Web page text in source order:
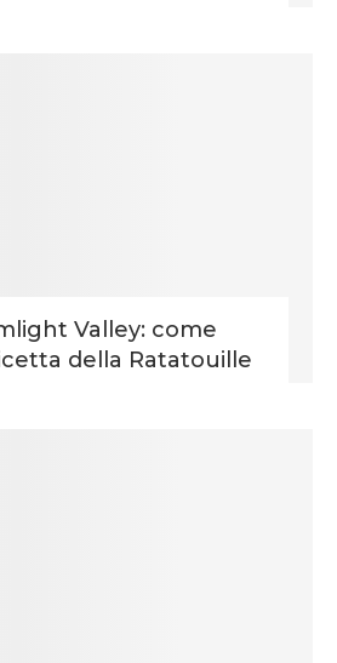
Valley: come
della Ratatouille